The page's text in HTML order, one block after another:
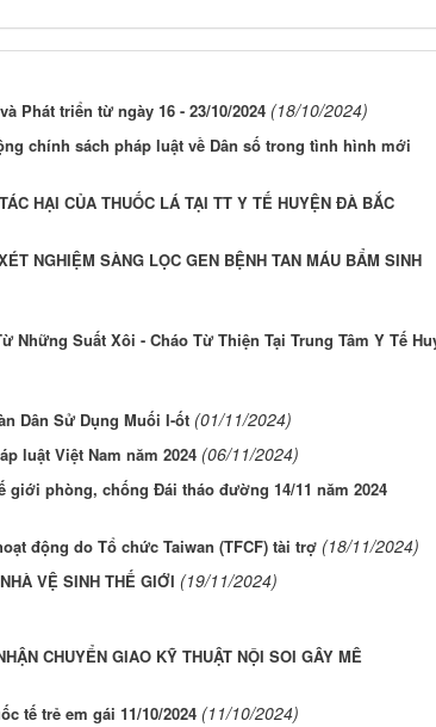
Phát triển từ ngày 16 - 23/10/2024 (18/10/2024)
chính sách pháp luật về Dân số trong tình hình mới
HẠI CỦA THUỐC LÁ TẠI TT Y TẾ HUYỆN ĐÀ BẮC
NGHIỆM SÀNG LỌC GEN BỆNH TAN MÁU BẨM SINH
Những Suất Xôi - Cháo Từ Thiện Tại Trung Tâm Y Tế
Dân Sử Dụng Muối I-ốt (01/11/2024)
luật Việt Nam năm 2024 (06/11/2024)
giới phòng, chống Đái tháo đường 14/11 năm 2024
động do Tổ chức Taiwan (TFCF) tài trợ (18/11/2024)
VỆ SINH THẾ GIỚI (19/11/2024)
CHUYỂN GIAO KỸ THUẬT NỘI SOI GÂY MÊ
tế trẻ em gái 11/10/2024 (11/10/2024)